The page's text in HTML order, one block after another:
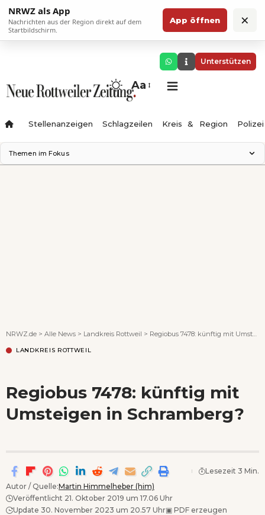
NRWZ als App
Nachrichten aus der Region direkt auf dem
Startbildschirm.
App öffnen ×
Unterstützen
Aa
Stellenanzeigen Schlagzeilen Kreis & Region Polizei
Themen im Fokus
NRWZ.de > Alle News > Landkreis Rottweil > Regiobus 7478: künftig mit Umsteigen in Schramberg?
LANDKREIS ROTTWEIL
Regiobus 7478: künftig mit
Umsteigen in Schramberg?
Autor / Quelle:Martin Himmelheber (him)
Veröffentlicht 21. Oktober 2019 um 17.06 Uhr
Update 30. November 2023 um 20.57 Uhr▣ PDF erzeugen
Lesezeit 3 Min.